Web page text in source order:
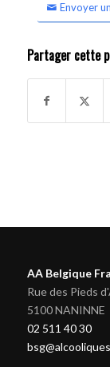
Envoyer
Partager cette
AA Belgique
Rue des Pieds
5100 NANINNE
02 511 40 30